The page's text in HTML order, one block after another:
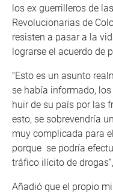
los ex guerrilleros de
Revolucionarias de
resisten a pasar a la
lograrse el acuerdo de
“Esto es un asunto
se había informado,
huir de su país por las
esto, se sobrevendría
muy complicada para
porque se podría
tráfico ilícito de
Añadió que el propio